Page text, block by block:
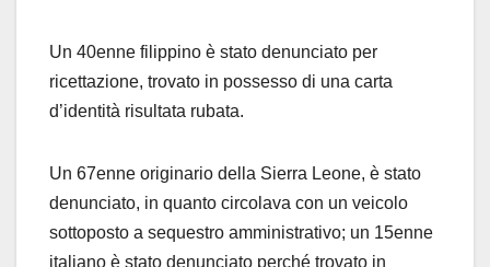
Un 40enne filippino è stato denunciato per
ricettazione, trovato in possesso di una carta
d’identità risultata rubata.
Un 67enne originario della Sierra Leone, è stato
denunciato, in quanto circolava con un veicolo
sottoposto a sequestro amministrativo; un 15enne
italiano è stato denunciato perché trovato in